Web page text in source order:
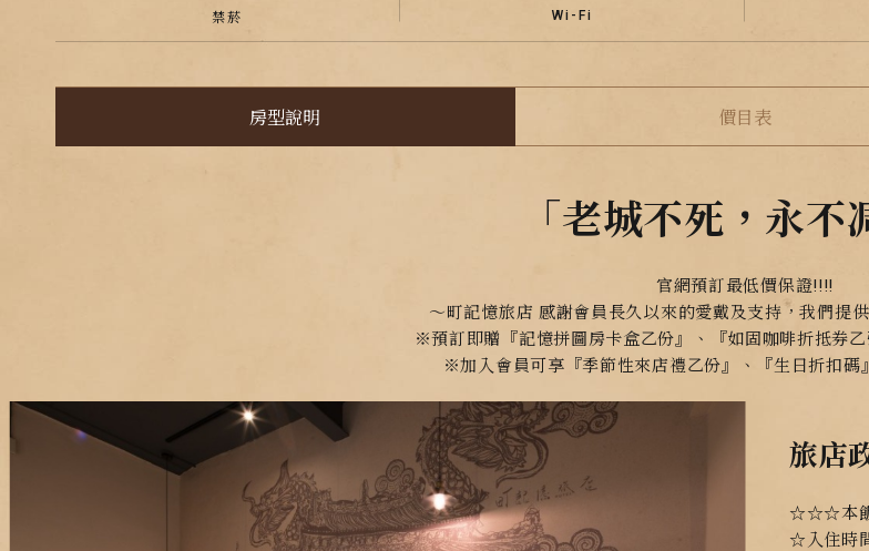
禁菸 Wi-Fi
房型說明 價目表
「老城不死，永不
官網預訂最低價保證!!!!
～町記憶旅店 感謝會員長久以來的愛戴及支持，我們提
※預訂即贈『記憶拼圖房卡盒乙份』、『如固咖啡折抵券
※加入會員可享『季節性來店禮乙份』、『生日折扣碼
旅店
☆☆☆本
☆入住時